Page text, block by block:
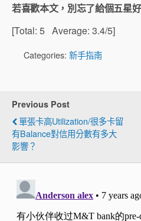
若喜歡本文，別忘了給個五星
[Total: 5 Average: 3.4/5]
Categories: 新手指南
Previous Post
單張卡高Utilization/很多卡留
有Balance對信用分數有多大
影響？